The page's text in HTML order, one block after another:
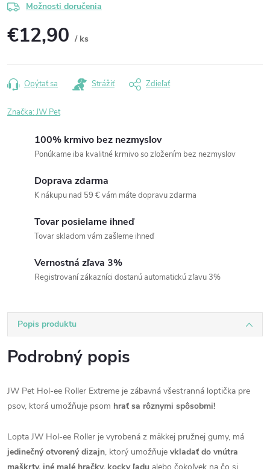
Možnosti doručenia
€12,90 / ks
cena:
Opýtať sa Strážiť Zdieľať
Značka: JW Pet
100% krmivo bez nezmyslov
Ponúkame iba kvalitné krmivo so zložením bez nezmyslov
Doprava zdarma
K nákupu nad 59 € vám máte dopravu zdarma
Tovar posielame ihneď
Tovar skladom vám zašleme ihneď
Vernostná zľava 3%
Registrovaní zákazníci dostanú automatickú zľavu 3%
Popis produktu
Podrobný popis
JW Pet Hol-ee Roller Extreme je zábavná všestranná loptička pre
psov, ktorá umožňuje psom hrať sa rôznymi spôsobmi!
Lopta JW Hol-ee Roller je vyrobená z mäkkej pružnej gumy, má
jedinečný otvorený dizajn, ktorý umožňuje vkladať do vnútra